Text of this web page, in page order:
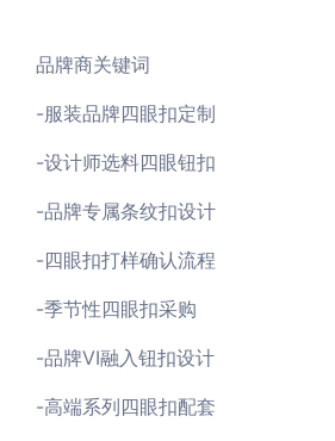
品牌商关键词
-服装品牌四眼扣定制
-设计师选料四眼钮扣
-品牌专属条纹扣设计
-四眼扣打样确认流程
-季节性四眼扣采购
-品牌VI融入钮扣设计
-高端系列四眼扣配套